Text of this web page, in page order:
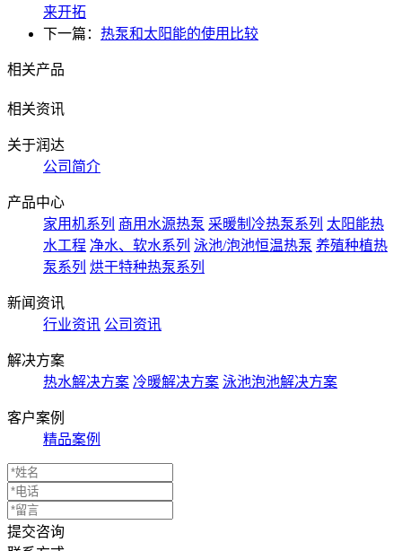
来开拓
下一篇： 热泵和太阳能的使用比较
相关产品
相关资讯
关于润达
公司简介
产品中心
家用机系列 商用水源热泵 采暖制冷热泵系列 太阳能热
水工程 净水、软水系列 泳池/泡池恒温热泵 养殖种植热
泵系列 烘干特种热泵系列
新闻资讯
行业资讯 公司资讯
解决方案
热水解决方案 冷暖解决方案 泳池泡池解决方案
客户案例
精品案例
提交咨询